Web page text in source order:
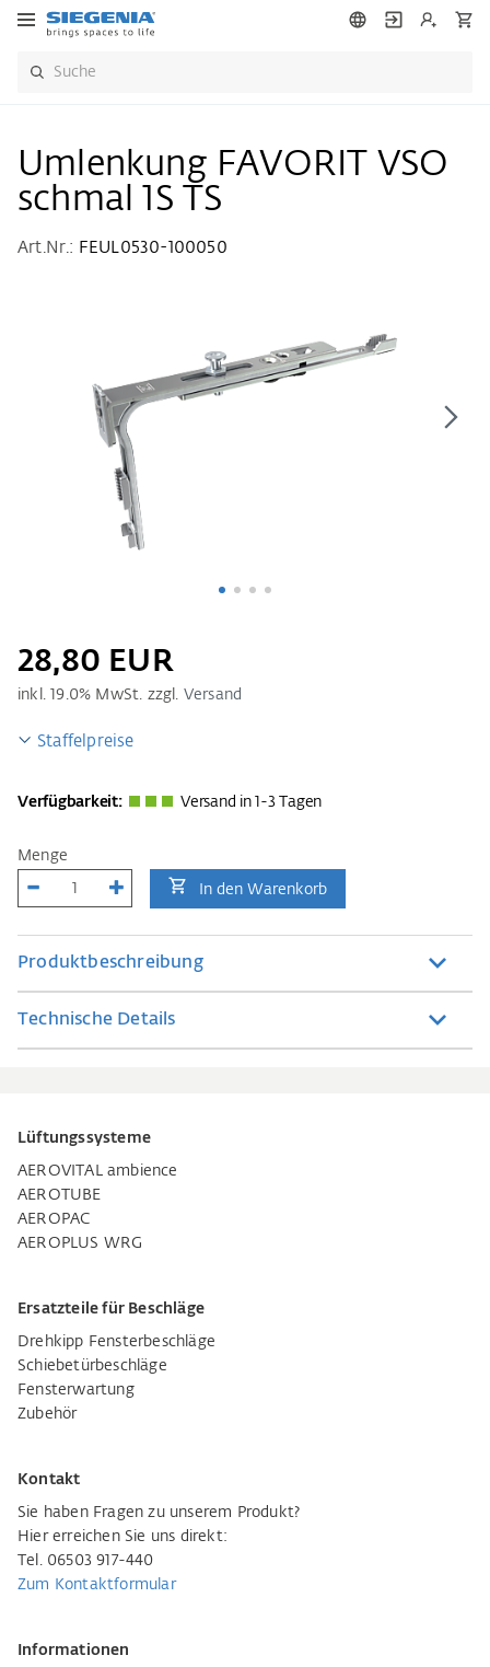
Umlenkung FAVORIT VSO
schmal 1S TS
Art.Nr.: FEUL0530-100050
28,80 EUR
inkl. 19.0% MwSt. zzgl. Versand
Staffelpreise
Verfügbarkeit: Versand in 1-3 Tagen
Menge
In den Warenkorb
Produktbeschreibung
Technische Details
Lüftungssysteme
AEROVITAL ambience
AEROTUBE
AEROPAC
AEROPLUS WRG
Ersatzteile für Beschläge
Drehkipp Fensterbeschläge
Schiebetürbeschläge
Fensterwartung
Zubehör
Kontakt
Sie haben Fragen zu unserem Produkt?
Hier erreichen Sie uns direkt:
Tel. 06503 917-440
Zum Kontaktformular
Informationen